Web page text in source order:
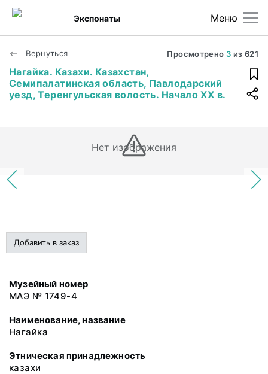
Меню
Экспонаты
Вернуться Просмотрено 3 из 621
Нагайка. Казахи. Казахстан,
Семипалатинская область, Павлодарский
уезд, Теренгульская волость. Начало XX в.
Нет изображения
Добавить в заказ
Музейный номер
МАЭ № 1749-4
Наименование, название
Нагайка
Этническая принадлежность
казахи